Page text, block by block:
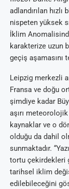
adlandırılan
nispeten yüksek
İklim
karakterize uzun
geçiş aşamasını
Leipzig merkezli
Fransa ve doğu
şimdiye kadar
aşırı
kaynaklar ve o
olduğu da dahil
sunmaktadır.
tortu çekirdekleri
tarihsel iklim
edilebileceğini